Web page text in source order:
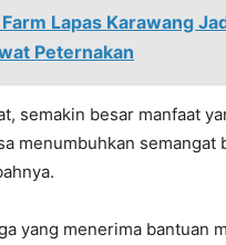
Farm Lapas Karawang
Peternakan
semakin besar manfaat
menumbuhkan
yang menerima bantuan